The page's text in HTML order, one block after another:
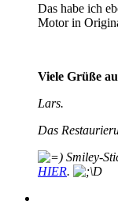
Das habe ich
Motor in
Viele Grüße
Lars.
Das
Smiley-
HIER.